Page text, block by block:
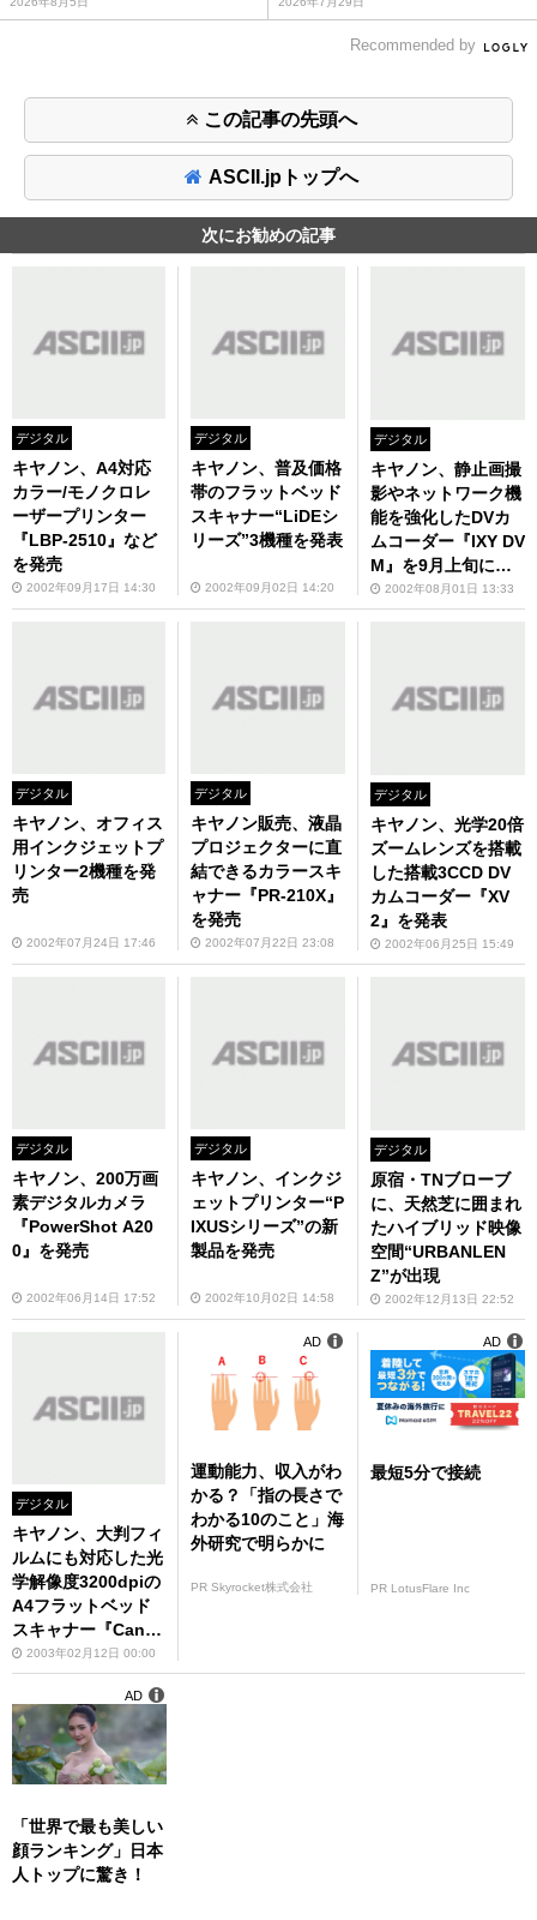
Recommended by
この記事の先頭へ
ASCII.jpトップへ
次にお勧めの記事
デジタル
キヤノン、A4対応
カラー/モノクロレ
ーザープリンター
『LBP-2510』など
を発売
2002年09月17日 14:30
デジタル
キヤノン、普及価格
帯のフラットベッド
スキャナー“LiDEシ
リーズ”3機種を発表
2002年09月02日 14:20
デジタル
キヤノン、静止画撮
影やネットワーク機
能を強化したDVカ
ムコーダー『IXY DV
M』を9月上旬に発
売2002年08月01日 13:33
デジタル
キヤノン、オフィス
用インクジェットプ
リンター2機種を発
売
2002年07月24日 17:46
デジタル
キヤノン販売、液晶
プロジェクターに直
結できるカラースキ
ャナー『PR-210X』
を発売
2002年07月22日 23:08
デジタル
キヤノン、光学20倍
ズームレンズを搭載
した搭載3CCD DV
カムコーダー『XV
2』を発表
2002年06月25日 15:49
デジタル
キヤノン、200万画
素デジタルカメラ
『PowerShot A20
0』を発売
2002年06月14日 17:52
デジタル
キヤノン、インクジ
ェットプリンター“P
IXUSシリーズ”の新
製品を発売
2002年10月02日 14:58
デジタル
原宿・TNブローブ
に、天然芝に囲まれ
たハイブリッド映像
空間“URBANLEN
Z”が出現
2002年12月13日 22:52
デジタル
キヤノン、大判フィ
ルムにも対応した光
学解像度3200dpiの
A4フラットベッド
スキャナー『Cano
Scan 9900F』など
2製品を発売
2003年02月12日 00:00
運動能力、収入がわ
かる？「指の長さで
わかる10のこと」海
外研究で明らかに
PR Skyrocket株式会社
AD
最短5分で接続
PR LotusFlare Inc
AD
「世界で最も美しい
顔ランキング」日本
人トップに驚き！
AD